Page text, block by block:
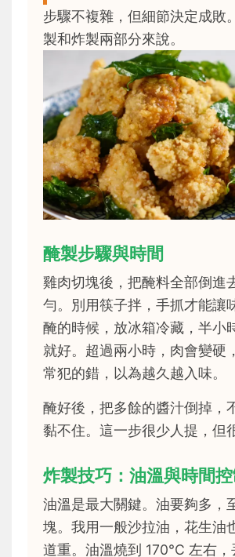
步驟不複雜，但細節決定成敗
製和炸製兩部分來說。
醃製步驟與時間
雞肉切塊後，把醃料全部倒進
勻。別用筷子拌，手抓才能讓
醃的時候，放冰箱冷藏，半小
就好。超過兩小時，肉會變硬
常犯的錯，以為越久越入味。
醃好後，把多餘的醬汁倒掉，
黏不住。這一步很少人提，但
炸製技巧：油溫與時間控
油溫是最大關鍵。油要夠多，
塊。我用一般沙拉油，花生油
道重。油溫燒到 170°C 左右